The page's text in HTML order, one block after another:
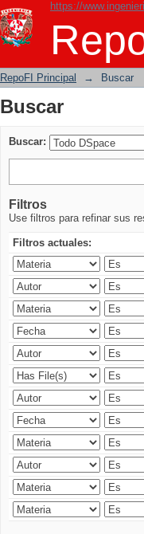
https://
Buscar
RepoFI Principal → Buscar
Buscar
Buscar:
Filtros
Use filtros para refinar sus
Filtros actuales: